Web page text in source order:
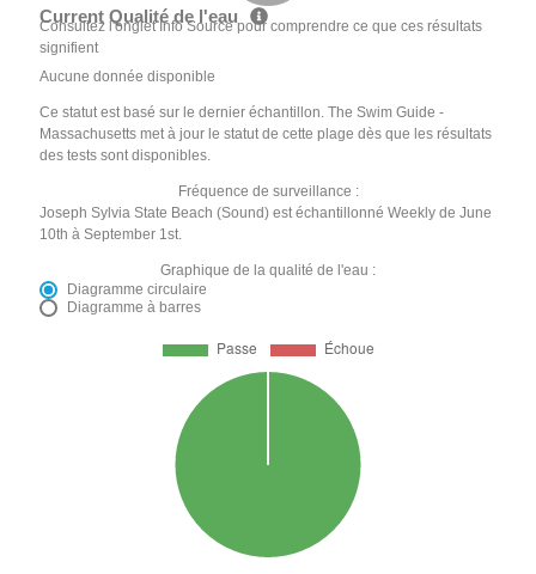
Current Qualité de l'eau
Consultez l'onglet Info Source pour comprendre ce que ces résultats
signifient
Aucune donnée disponible
Ce statut est basé sur le dernier échantillon. The Swim Guide -
Massachusetts met à jour le statut de cette plage dès que les résultats
des tests sont disponibles.
Fréquence de surveillance :
Joseph Sylvia State Beach (Sound) est échantillonné Weekly de June
10th à September 1st.
Graphique de la qualité de l'eau :
Diagramme circulaire
Diagramme à barres